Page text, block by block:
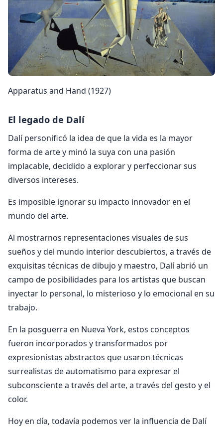
Apparatus and Hand (1927)
El legado de Dalí
Dalí personificó la idea de que la vida es la mayor
forma de arte y minó la suya con una pasión
implacable, decidido a explorar y perfeccionar sus
diversos intereses.
Es imposible ignorar su impacto innovador en el
mundo del arte.
Al mostrarnos representaciones visuales de sus
sueños y del mundo interior descubiertos, a través de
exquisitas técnicas de dibujo y maestro, Dalí abrió un
campo de posibilidades para los artistas que buscan
inyectar lo personal, lo misterioso y lo emocional en su
trabajo.
En la posguerra en Nueva York, estos conceptos
fueron incorporados y transformados por
expresionistas abstractos que usaron técnicas
surrealistas de automatismo para expresar el
subconsciente a través del arte, a través del gesto y el
color.
Hoy en día, todavía podemos ver la influencia de Dalí